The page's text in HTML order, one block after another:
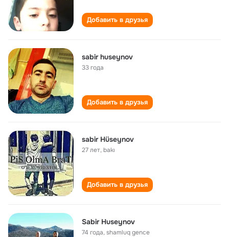
Добавить в друзья
sabir huseynov
33 года
Добавить в друзья
sabir Hüseynov
27 лет,bakı
Добавить в друзья
Sabir Huseynov
74 года,shamluq gence